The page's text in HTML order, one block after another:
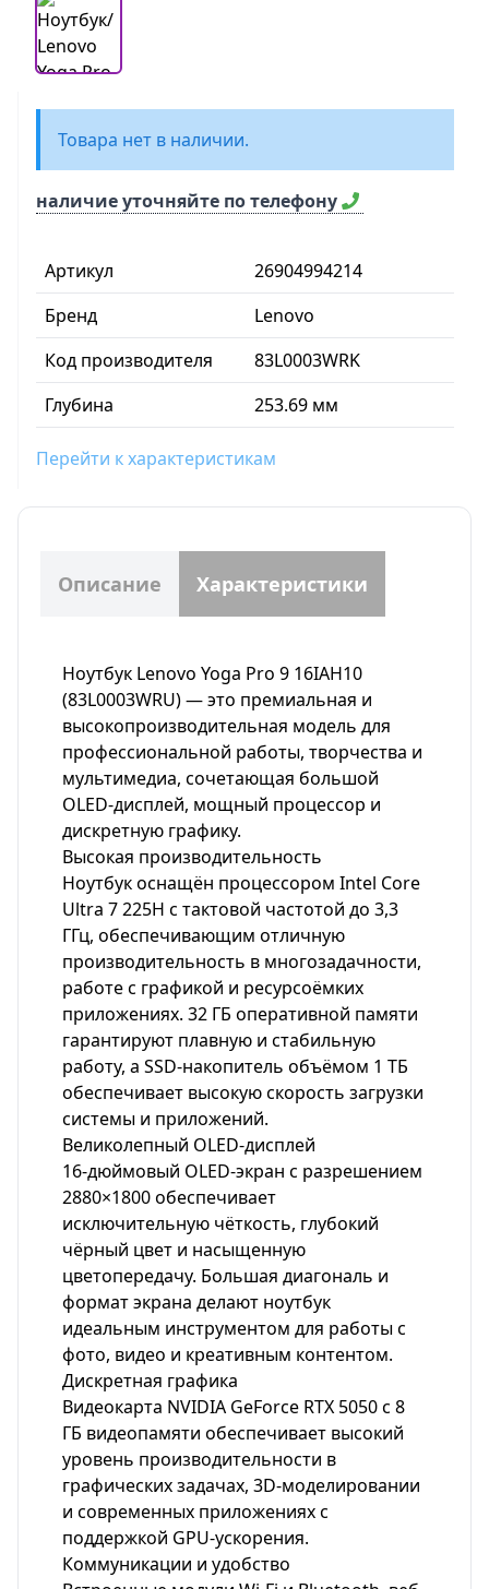
Артикул
26904994214
Бренд
Lenovo
Код производителя
83L0003WRK
Глубина
253.69 мм
Перейти к характеристикам
Товара нет в наличии.
наличие уточняйте по телефону
Описание Характеристики
Ноутбук Lenovo Yoga Pro 9 16IAH10
(83L0003WRU) — это премиальная и
высокопроизводительная модель для
профессиональной работы, творчества и
мультимедиа, сочетающая большой
OLED-дисплей, мощный процессор и
дискретную графику.
Высокая производительность
Ноутбук оснащён процессором Intel Core
Ultra 7 225H с тактовой частотой до 3,3
ГГц, обеспечивающим отличную
производительность в многозадачности,
работе с графикой и ресурсоёмких
приложениях. 32 ГБ оперативной памяти
гарантируют плавную и стабильную
работу, а SSD-накопитель объёмом 1 ТБ
обеспечивает высокую скорость загрузки
системы и приложений.
Великолепный OLED-дисплей
16-дюймовый OLED-экран с разрешением
2880×1800 обеспечивает
исключительную чёткость, глубокий
чёрный цвет и насыщенную
цветопередачу. Большая диагональ и
формат экрана делают ноутбук
идеальным инструментом для работы с
фото, видео и креативным контентом.
Дискретная графика
Видеокарта NVIDIA GeForce RTX 5050 с 8
ГБ видеопамяти обеспечивает высокий
уровень производительности в
графических задачах, 3D-моделировании
и современных приложениях с
поддержкой GPU-ускорения.
Коммуникации и удобство